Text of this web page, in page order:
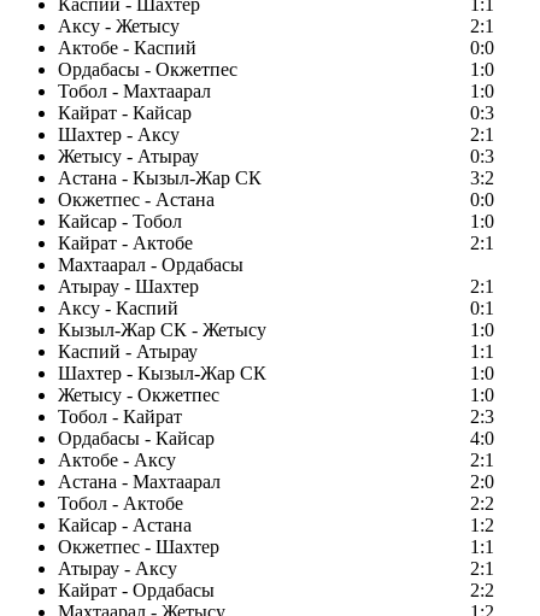
Каспий - Шахтер
1:1
Аксу - Жетысу
2:1
Актобе - Каспий
0:0
Ордабасы - Окжетпес
1:0
Тобол - Махтаарал
1:0
Кайрат - Кайсар
0:3
Шахтер - Аксу
2:1
Жетысу - Атырау
0:3
Астана - Кызыл-Жар СК
3:2
Окжетпес - Астана
0:0
Кайсар - Тобол
1:0
Кайрат - Актобе
2:1
Махтаарал - Ордабасы
Атырау - Шахтер
2:1
Аксу - Каспий
0:1
Кызыл-Жар СК - Жетысу
1:0
Каспий - Атырау
1:1
Шахтер - Кызыл-Жар СК
1:0
Жетысу - Окжетпес
1:0
Тобол - Кайрат
2:3
Ордабасы - Кайсар
4:0
Актобе - Аксу
2:1
Астана - Махтаарал
2:0
Тобол - Актобе
2:2
Кайсар - Астана
1:2
Окжетпес - Шахтер
1:1
Атырау - Аксу
2:1
Кайрат - Ордабасы
2:2